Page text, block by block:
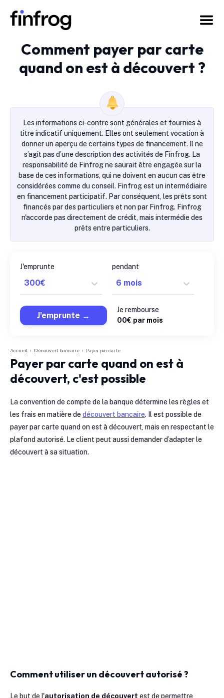
Comment payer par carte
quand on est à découvert ?
Les informations ci-contre sont générales et fournies à
titre indicatif uniquement. Elles ont seulement vocation à
donner un aperçu de certains types de financement. Il ne
s’agit pas d’une description des activités de Finfrog. La
responsabilité de Finfrog ne saurait être engagée sur la
base de ces informations, qui ne doivent en aucun cas être
considérées comme du conseil. Finfrog est un intermédiaire
en financement participatif. Par conséquent, les prêts sont
financés par des particuliers et non par Finfrog. Finfrog
n'accorde pas directement de crédit, mais intermédie des
prêts entre particuliers.
J'emprunte pendant
J'emprunte
Je rembourse
00€ par mois
Accueil › Découvert bancaire › Payer par carte
Payer par carte quand on est à
découvert, c'est possible
La convention de compte de la banque détermine les règles et
les frais en matière de découvert bancaire. Il est possible de
payer par carte quand on est à découvert, mais en respectant le
plafond autorisé. Le client peut aussi demander d’adapter le
découvert à sa situation.
Comment utiliser un découvert autorisé ?
Le but de l'autorisation de découvert est de permettre